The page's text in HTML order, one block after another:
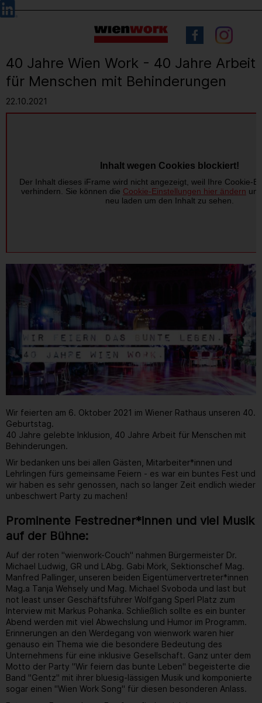
Barrierefreie
Bedienung
Sprachauswahl
40 Jahre Wien Work - 40 Jahre Arbeit
für Menschen mit Behinderungen
22.10.2021
Wir feierten am 6. Oktober 2021 im Wiener Rathaus unseren 40.
Geburtstag.
40 Jahre gelebte Inklusion, 40 Jahre Arbeit für Menschen mit
Behinderungen.
Wir bedanken uns bei allen Gästen, Mitarbeiter*innen und
Lehrlingen fürs gemeinsame Feiern - es war ein buntes Fest und
wir haben es sehr genossen, nach so langer Zeit endlich wieder
unbeschwert Party zu machen!
Prominente Festredner*innen und viel Musik
auf der Bühne:
Auf der roten "wienwork-Couch" nahmen Bürgermeister Dr.
Michael Ludwig, GR und LAbg. Gabi Mörk, Sektionschef Mag.
Manfred Pallinger, unseren beiden Eigentümervertreter*innen
Mag.a Tanja Wehsely und Mag. Michael Svoboda und last but
not least unser Geschäftsführer Wolfgang Sperl Platz zum
Interview mit Markus Pohanka. Schließlich sollte es ein bunter
Abend werden mit viel Abwechslung und Humor im Programm.
Erinnerungen an den Werdegang von wienwork waren hier
genauso ein Thema wie die besondere Bedeutung des
Unternehmens für eine inklusive Gesellschaft. Ganz unter dem
Motto der Party "Wir feiern das bunte Leben" begeisterte die
Band "Gentz" mit ihrer bluesig-lässigen Musik und komponierte
sogar einen "Wien Work Song" für diesen besonderen Anlass.